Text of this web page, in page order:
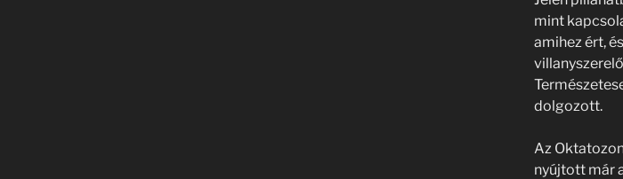
mint
amihez ért,
dolgozott.
Az
nyújtott már